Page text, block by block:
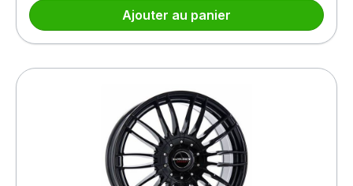
Ajouter au panier